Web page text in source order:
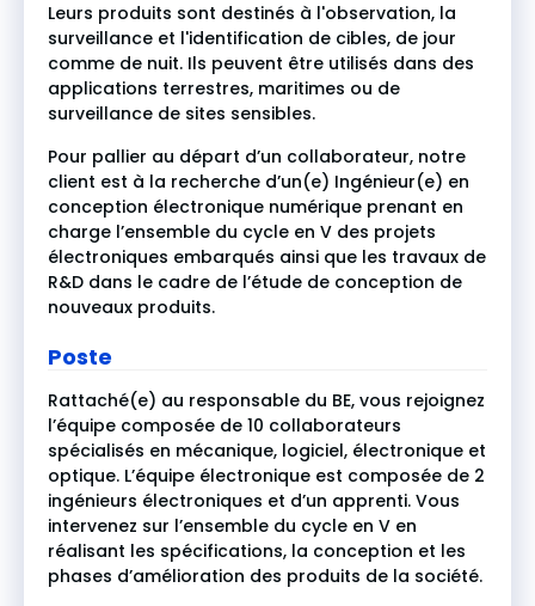
Leurs produits sont destinés à l'observation, la
surveillance et l'identification de cibles, de jour
comme de nuit. Ils peuvent être utilisés dans des
applications terrestres, maritimes ou de
surveillance de sites sensibles.
Pour pallier au départ d’un collaborateur, notre
client est à la recherche d’un(e) Ingénieur(e) en
conception électronique numérique prenant en
charge l’ensemble du cycle en V des projets
électroniques embarqués ainsi que les travaux de
R&D dans le cadre de l’étude de conception de
nouveaux produits.
Poste
Rattaché(e) au responsable du BE, vous rejoignez
l’équipe composée de 10 collaborateurs
spécialisés en mécanique, logiciel, électronique et
optique. L’équipe électronique est composée de 2
ingénieurs électroniques et d’un apprenti. Vous
intervenez sur l’ensemble du cycle en V en
réalisant les spécifications, la conception et les
phases d’amélioration des produits de la société.